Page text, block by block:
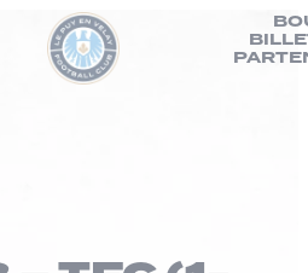
cookies